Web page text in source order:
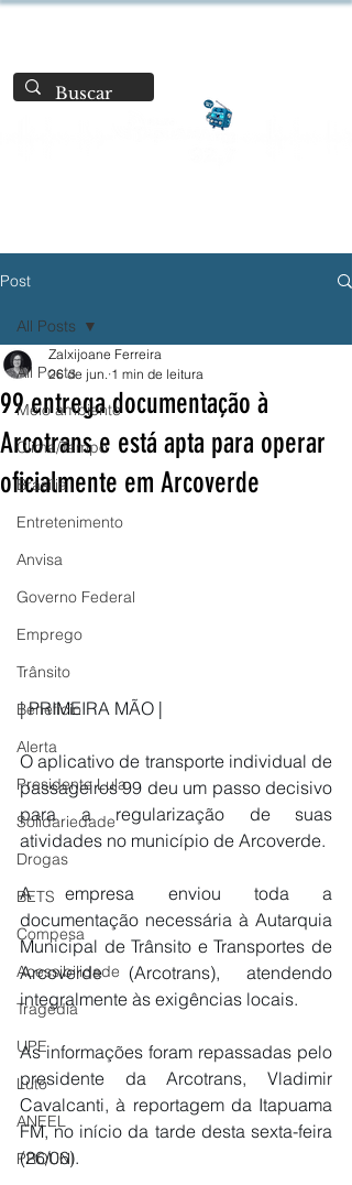
Post
All Posts
Meio ambiente
Clima/Tempo
Brasília
Entretenimento
Anvisa
Governo Federal
Emprego
Trânsito
Benefício
Alerta
Presidente Lula
Solidariedade
Drogas
BETS
Compesa
Acessibilidade
Tragédia
UPE
Luto
ANEEL
PROUNI
All Posts
99 entrega documentação à
Arcotrans e está apta para operar
oficialmente em Arcoverde
Zalxijoane Ferreira
26 de jun. 1 min de leitura
| PRIMEIRA MÃO |
O aplicativo de transporte individual de
passageiros 99 deu um passo decisivo
para a regularização de suas
atividades no município de Arcoverde.
A empresa enviou toda a
documentação necessária à Autarquia
Municipal de Trânsito e Transportes de
Arcoverde (Arcotrans), atendendo
integralmente às exigências locais.
As informações foram repassadas pelo
presidente da Arcotrans, Vladimir
Cavalcanti, à reportagem da Itapuama
FM, no início da tarde desta sexta-feira
(26/06).